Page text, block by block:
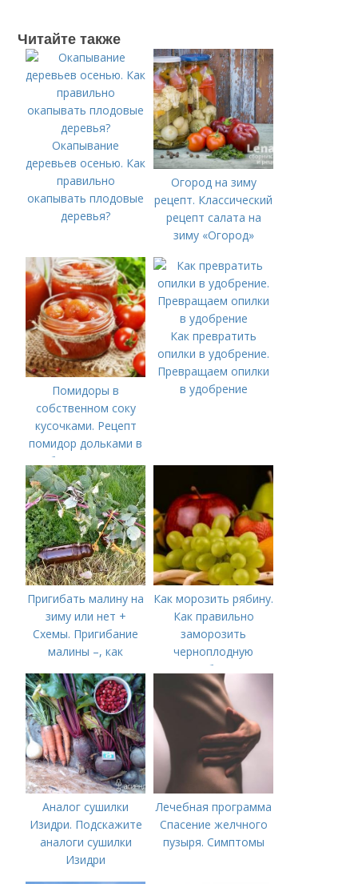
Читайте также
Окапывание
деревьев осенью. Как
правильно
окапывать плодовые
деревья?
Огород на зиму
рецепт. Классический
рецепт салата на
зиму «Огород»
Помидоры в
собственном соку
кусочками. Рецепт
помидор дольками в
собственном соку
Как превратить
опилки в удобрение.
Превращаем опилки
в удобрение
Пригибать малину на
зиму или нет +
Схемы. Пригибание
малины –, как
когда
Как морозить рябину.
Как правильно
заморозить
черноплодную
рябину
Аналог сушилки
Изидри. Подскажите
аналоги сушилки
Изидри
Лечебная программа
Спасение желчного
пузыря. Симптомы